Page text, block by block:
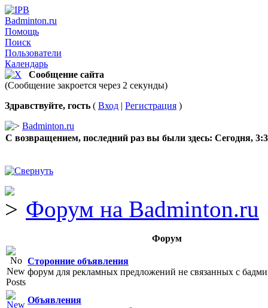
Badminton.ru
Помощь
Поиск
Пользователи
Календарь
Сообщение сайта
(Сообщение закроется через 2 секунды)
Здравствуйте, гость ( Вход | Регистрация )
Badminton.ru
С возвращением, последний раз вы были здесь: Сегодня,
Форум на Badminton.ru
Форум
Сторонние объявления
форум для рекламных предложений не связанных с
Объявления